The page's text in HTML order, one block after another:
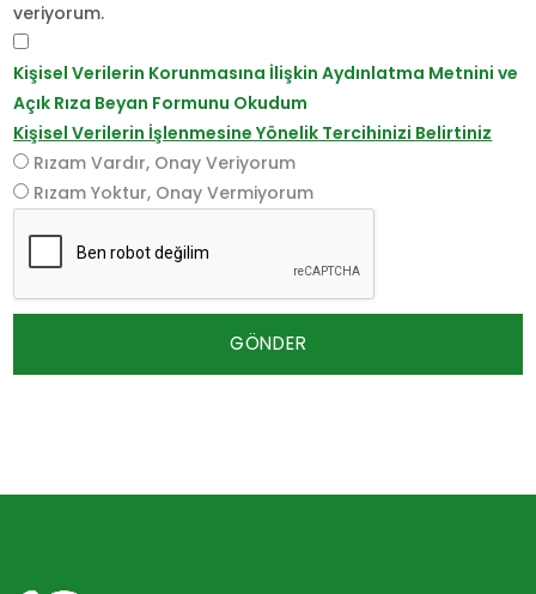
veriyorum.
Kişisel Verilerin Korunmasına İlişkin Aydınlatma Metnini ve
Açık Rıza Beyan Formunu Okudum
Kişisel Verilerin İşlenmesine Yönelik Tercihinizi Belirtiniz
Rızam Vardır, Onay Veriyorum
Rızam Yoktur, Onay Vermiyorum
GÖNDER